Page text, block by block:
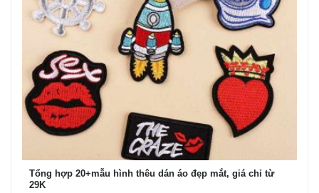
Tổng hợp 20+mẫu hình thêu dán áo đẹp mắt, giá chỉ từ
29K